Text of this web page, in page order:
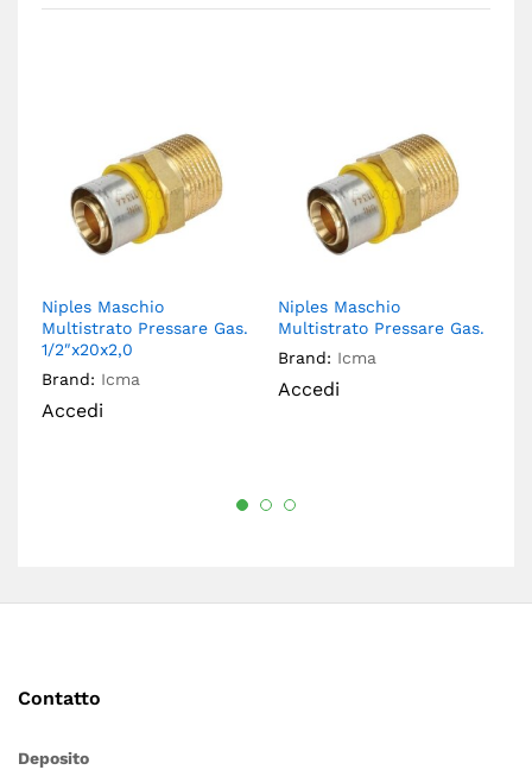
Niples Maschio
Multistrato Pressare Gas.
1/2″x20x2,0
Brand: Icma
Accedi
Niples Maschio
Multistrato Pressare Gas.
Brand: Icma
Accedi
Contatto
Deposito